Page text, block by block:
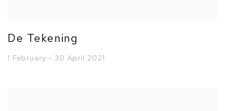
De Tekening
1 February - 30 April 2021